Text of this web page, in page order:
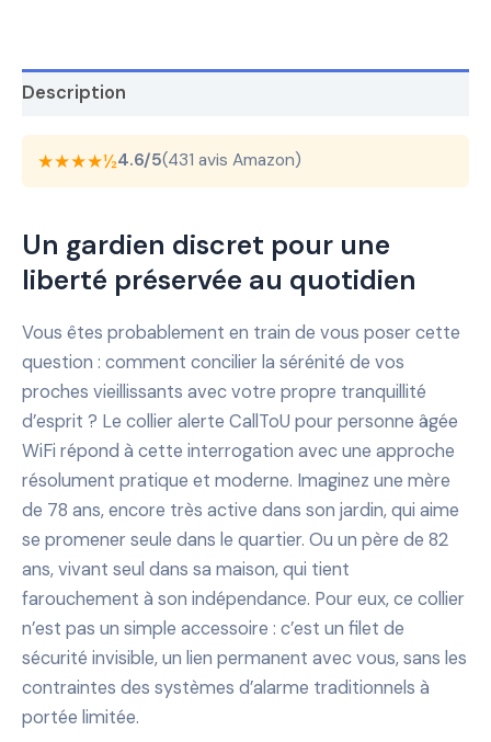
Description
★★★★½4.6/5(431 avis Amazon)
Un gardien discret pour une
liberté préservée au quotidien
Vous êtes probablement en train de vous poser cette
question : comment concilier la sérénité de vos
proches vieillissants avec votre propre tranquillité
d’esprit ? Le collier alerte CallToU pour personne âgée
WiFi répond à cette interrogation avec une approche
résolument pratique et moderne. Imaginez une mère
de 78 ans, encore très active dans son jardin, qui aime
se promener seule dans le quartier. Ou un père de 82
ans, vivant seul dans sa maison, qui tient
farouchement à son indépendance. Pour eux, ce collier
n’est pas un simple accessoire : c’est un filet de
sécurité invisible, un lien permanent avec vous, sans les
contraintes des systèmes d’alarme traditionnels à
portée limitée.